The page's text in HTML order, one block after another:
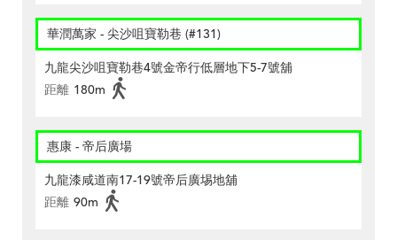
華潤萬家 - 尖沙咀寶勒巷 (#131)
九龍尖沙咀寶勒巷4號金帝行低層地下5-7號舖
距離 180m
惠康 - 帝后廣場
九龍漆咸道南17-19號帝后廣埸地舖
距離 90m